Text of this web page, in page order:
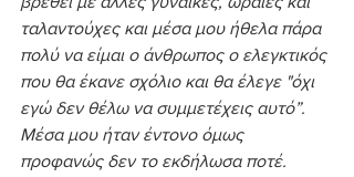
ταλαντούχες και μέσα μου ήθελα πάρα
πολύ να είμαι ο άνθρωπος ο ελεγκτικός
που θα έκανε σχόλιο και θα έλεγε "όχι
εγώ δεν θέλω να συμμετέχεις αυτό”.
Μέσα μου ήταν έντονο όμως
προφανώς δεν το εκδήλωσα ποτέ.